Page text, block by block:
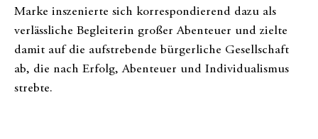
Marke inszenierte sich korrespondierend dazu als
verlässliche Begleiterin großer Abenteuer und zielte
damit auf die aufstrebende bürgerliche Gesellschaft
ab, die nach Erfolg, Abenteuer und Individualismus
strebte.